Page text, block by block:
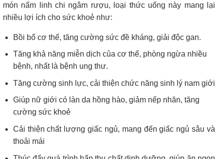
món nấm linh chi ngâm rượu, loại thức uống này mang lại
nhiều lợi ích cho sức khoẻ như:
Bồi bổ cơ thể, tăng cường sức đề kháng, giải độc gan.
Tăng khả năng miễn dịch của cơ thể, phòng ngừa nhiều
bệnh, nhất là bệnh ung thư.
Tăng cường sinh lực, cải thiện chức năng sinh lý nam giới
Giúp nữ giới có làn da hồng hào, giảm nếp nhăn, tăng
cường sức khoẻ
Cải thiện chất lượng giấc ngủ, mang đến giấc ngủ sâu và
thoải mái